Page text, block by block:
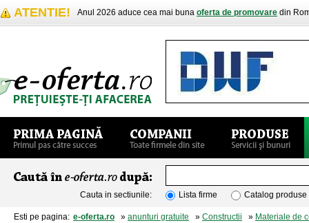
ATENTIE! Anul 2026 aduce cea mai buna oferta de promovare din
Cauta in sectiunile: Lista firme Catalog produse
Esti pe pagina: e-oferta.ro » anunturi gratuite » Constructii » Materiale de